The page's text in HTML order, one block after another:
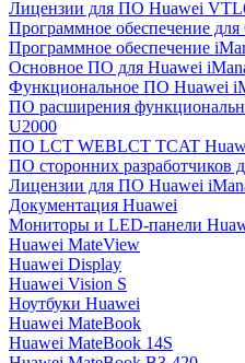
Лицензии для ПО Huawei
Программное обеспечение
Программное обеспечение
Основное ПО для Huawei
Функциональное ПО Huawei
ПО расширения
U2000
ПО LCT WEBLCT TCAT
ПО сторонних разработчиков
Лицензии для ПО Huawei
Документация Huawei
Мониторы и LED-панели
Huawei MateView
Huawei Display
Huawei Vision S
Ноутбуки Huawei
Huawei MateBook
Huawei MateBook 14S